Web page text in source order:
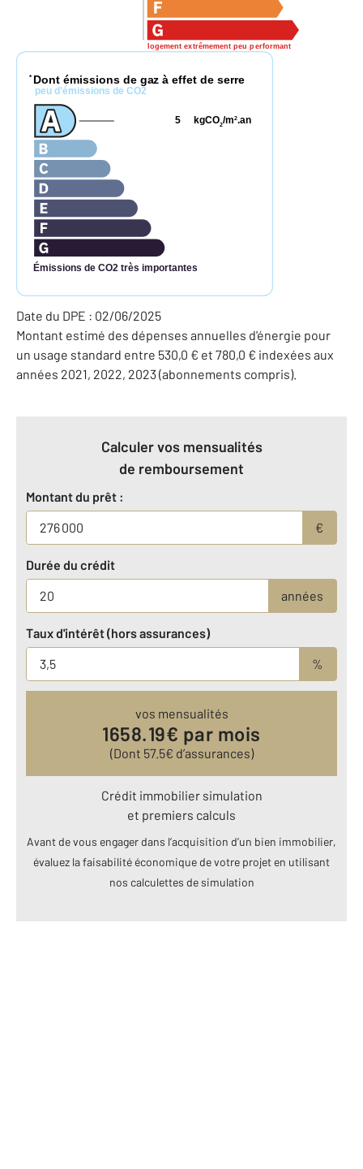
logement extrêmement peu performant
* Dont émissions de gaz à effet de serre
peu d'émissions de CO2
Émissions de CO2 très importantes
kgCO2/m2.an
5
Date du DPE : 02/06/2025
Montant estimé des dépenses annuelles d'énergie pour
un usage standard entre 530,0 € et 780,0 € indexées aux
années 2021, 2022, 2023 (abonnements compris).
Calculer vos mensualités
de remboursement
Montant du prêt :
€
Durée du crédit
années
Taux d'intérêt (hors assurances)
%
vos mensualités
1658.19€ par mois
(Dont 57.5€ d’assurances)
Crédit immobilier simulation
et premiers calculs
Avant de vous engager dans l’acquisition d’un bien immobilier,
évaluez la faisabilité économique de votre projet en utilisant
nos calculettes de simulation